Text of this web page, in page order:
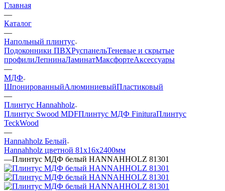
Главная
—
Каталог
—
Напольный плинтус
Подоконники ПВХРуспанельТеневые и скрытые
профилиЛепнинаЛаминатМаксфортеАксессуары
—
МДФ
ШпонированныйАлюминиевыйПластиковый
—
Плинтус Hannahholz
Плинтус Swood MDFПлинтус МДФ FinituraПлинтус
TeckWood
—
Hannahholz Белый
Hannahholz цветной 81х16х2400мм
—Плинтус МДФ белый HANNAHHOLZ 81301